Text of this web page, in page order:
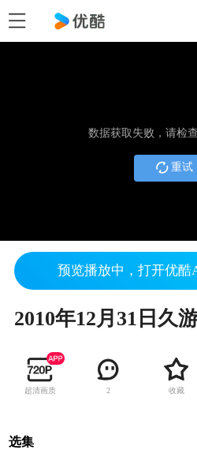
数据获取失败，请检
重试
预览播放中，打开优酷
超清画质 2 收藏
选集